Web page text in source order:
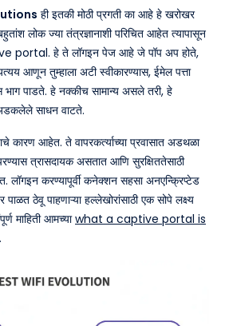
ही इतकी मोठी प्रगती का आहे हे खरोखर
लोक ज्या तंत्रज्ञानाशी परिचित आहेत त्यापासून
portal. हे ते लॉगइन पेज आहे जे पॉप अप होते,
आणून तुम्हाला अटी स्वीकारण्यास, ईमेल पत्ता
भाग पाडते. हे नक्कीच सामान्य असले तरी, हे
अडकलेले साधन वाटते.
कारण आहेत. ते वापरकर्त्याच्या प्रवासात अडथळा
त्रासदायक असतात आणि सुरक्षिततेसाठी
लॉगइन करण्यापूर्वी कनेक्शन सहसा अनएन्क्रिप्टेड
ठेवू पाहणाऱ्या हल्लेखोरांसाठी एक सोपे लक्ष्य
माहिती आमच्याwhat a captive portal is